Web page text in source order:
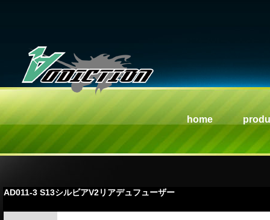
home
AD011-3 S13シルビアV2リアデュフューザー